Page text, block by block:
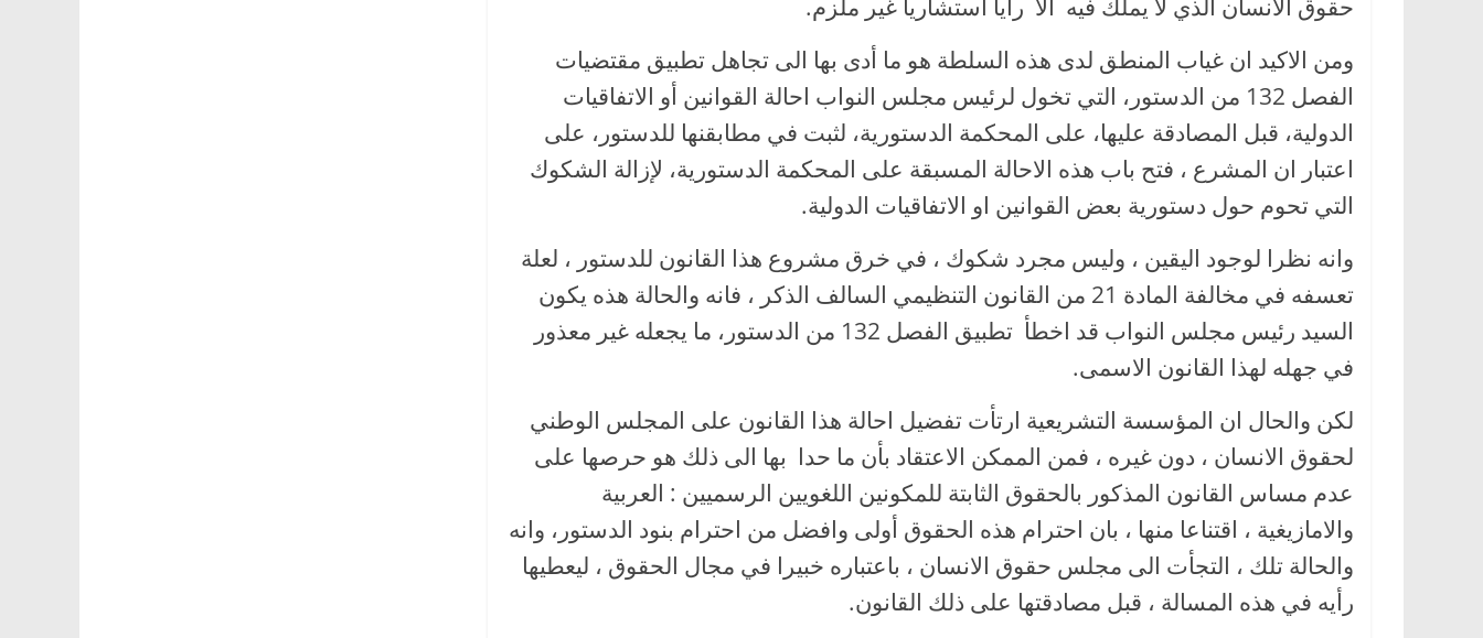
حقوق الانسان الذي لا يملك فيه الا رأيا استشاريا غير ملزم.
ومن الاكيد ان غياب المنطق لدى هذه السلطة هو ما أدى بها الى تجاهل تطبيق مقتضيات
الفصل 132 من الدستور، التي تخول لرئيس مجلس النواب احالة القوانين أو الاتفاقيات
الدولية، قبل المصادقة عليها، على المحكمة الدستورية، لثبت في مطابقنها للدستور، على
اعتبار ان المشرع ، فتح باب هذه الاحالة المسبقة على المحكمة الدستورية، لإزالة الشكوك
التي تحوم حول دستورية بعض القوانين او الاتفاقيات الدولية.
وانه نظرا لوجود اليقين ، وليس مجرد شكوك ، في خرق مشروع هذا القانون للدستور ، لعلة
تعسفه في مخالفة المادة 21 من القانون التنظيمي السالف الذكر ، فانه والحالة هذه يكون
السيد رئيس مجلس النواب قد اخطأ تطبيق الفصل 132 من الدستور، ما يجعله غير معذور
في جهله لهذا القانون الاسمى.
لكن والحال ان المؤسسة التشريعية ارتأت تفضيل احالة هذا القانون على المجلس الوطني
لحقوق الانسان ، دون غيره ، فمن الممكن الاعتقاد بأن ما حدا بها الى ذلك هو حرصها على
عدم مساس القانون المذكور بالحقوق الثابتة للمكونين اللغويين الرسميين : العربية
والامازيغية ، اقتناعا منها ، بان احترام هذه الحقوق أولى وافضل من احترام بنود الدستور، وانه
والحالة تلك ، التجأت الى مجلس حقوق الانسان ، باعتباره خبيرا في مجال الحقوق ، ليعطيها
رأيه في هذه المسالة ، قبل مصادقتها على ذلك القانون.